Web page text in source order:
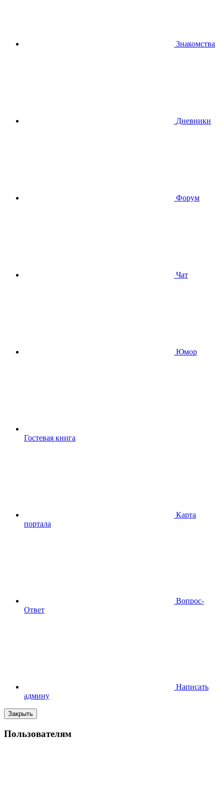
Знакомства
Дневники
Форум
Чат
Юмор
Гостевая книга
Карта
портала
Вопрос-
Ответ
Написать
админу
Закрыть
Пользователям